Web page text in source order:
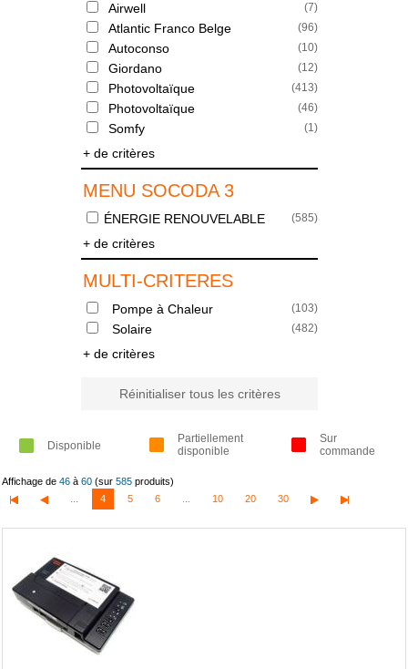
Airwell (7)
Atlantic Franco Belge (96)
Autoconso (10)
Giordano (12)
Photovoltaïque (413)
Photovoltaïque (46)
Somfy (1)
+ de critères
MENU SOCODA 3
ÉNERGIE RENOUVELABLE (585)
+ de critères
MULTI-CRITERES
Pompe à Chaleur (103)
Solaire (482)
+ de critères
Réinitialiser tous les critères
Disponible
Partiellement
disponible
Sur
commande
Affichage de 46 à 60 (sur 585 produits)
4 5 6 10 20 30